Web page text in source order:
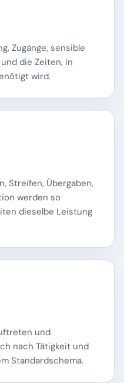
Thüringen
Zugänge, sensible
die Zeiten, in
wird.
Streifen, Übergaben,
werden so
dieselbe Leistung
und
nach Tätigkeit und
Standardschema.